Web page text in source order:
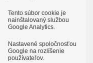
Tento súbor cookie je
nainštalovaný službou
Google Analytics.
Nastavené spoločnosťou
Google na rozlíšenie
používateľov.